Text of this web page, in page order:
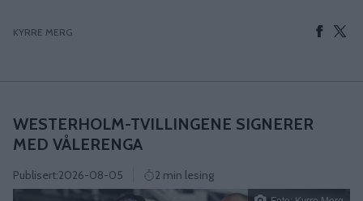
KYRRE MERG
WESTERHOLM-TVILLINGENE SIGNERER
MED VÅLERENGA
Publisert:2026-08-05 2 min lesing